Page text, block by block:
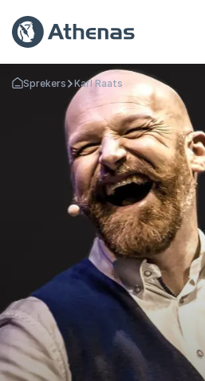
Terug naar de startpagina
Sprekers Karl Raats